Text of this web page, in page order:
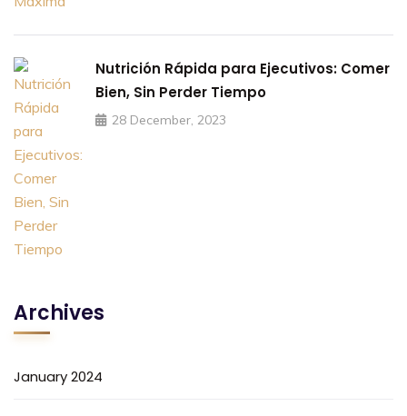
Nutrición Rápida para Ejecutivos: Comer
Bien, Sin Perder Tiempo
28 December, 2023
Archives
January 2024